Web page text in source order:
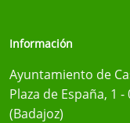
Información
Ayuntamiento de
Plaza de España, 1
(Badajoz)